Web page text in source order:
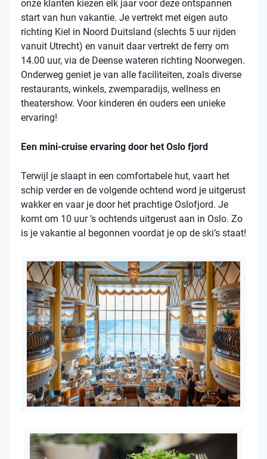
onze klanten kiezen elk jaar voor deze ontspannen
start van hun vakantie. Je vertrekt met eigen auto
richting Kiel in Noord Duitsland (slechts 5 uur rijden
vanuit Utrecht) en vanuit daar vertrekt de ferry om
14.00 uur, via de Deense wateren richting Noorwegen.
Onderweg geniet je van alle faciliteiten, zoals diverse
restaurants, winkels, zwemparadijs, wellness en
theatershow. Voor kinderen én ouders een unieke
ervaring!
Een mini-cruise ervaring door het Oslo fjord
Terwijl je slaapt in een comfortabele hut, vaart het
schip verder en de volgende ochtend word je uitgerust
wakker en vaar je door het prachtige Oslofjord. Je
komt om 10 uur ’s ochtends uitgerust aan in Oslo. Zo
is je vakantie al begonnen voordat je op de ski’s staat!